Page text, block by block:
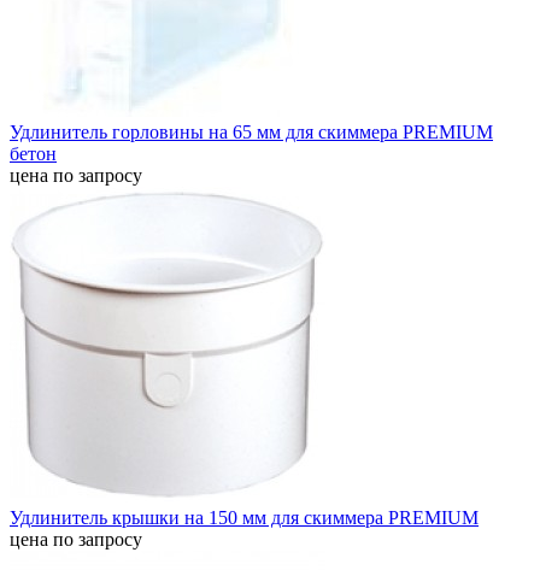
Удлинитель горловины на 65 мм для скиммера PREMIUM
бетон
цена по запросу
Удлинитель крышки на 150 мм для скиммера PREMIUM
цена по запросу